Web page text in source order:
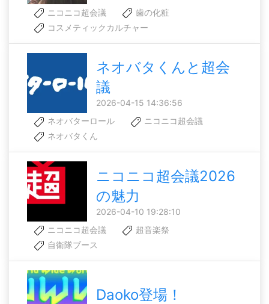
ニコニコ超会議
歯の化粧
コスメティックカルチャー
ネオバタくんと超会
議
2026-04-15 14:36:56
ネオバターロール
ニコニコ超会議
ネオバタくん
ニコニコ超会議2026
の魅力
2026-04-10 19:28:10
ニコニコ超会議
超音楽祭
自衛隊ブース
Daoko登場！